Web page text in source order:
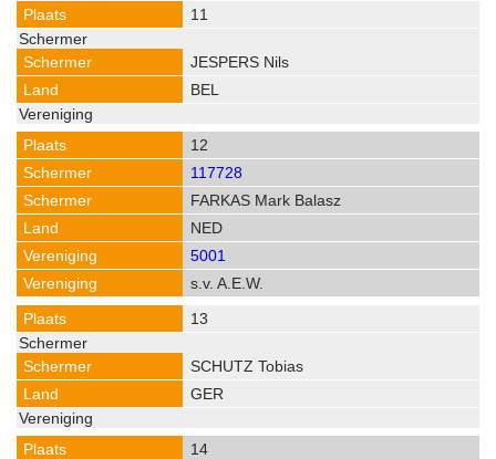
11
JESPERS Nils
BEL
12
117728
FARKAS Mark Balasz
NED
5001
s.v. A.E.W.
13
SCHUTZ Tobias
GER
14